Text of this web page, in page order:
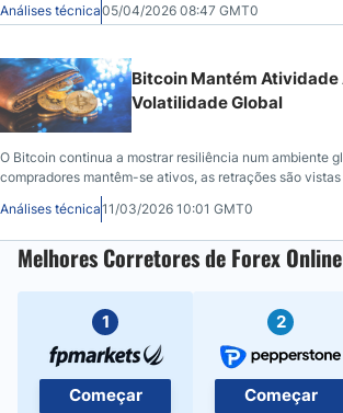
Análises técnica05/04/2026 08:47 GMT0
Bitcoin Mantém Atividade
Volatilidade Global
O Bitcoin continua a mostrar resiliência num ambiente
compradores mantêm-se ativos, as retrações são
interesse e os níveis de suporte são fundamentais para
criptomoeda.
Análises técnica11/03/2026 10:01 GMT0
Melhores Corretores de Forex Online
1
Começar
2
Começar